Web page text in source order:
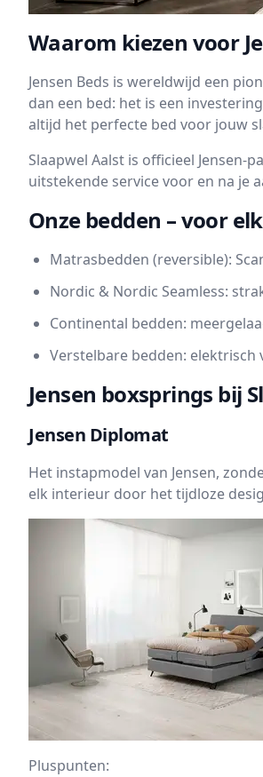
Waarom kiezen voor
Jensen Beds is wereldwijd een
dan een bed: het is een
altijd het perfecte bed voor jouw
Slaapwel Aalst is officieel
uitstekende service voor en na je
Onze bedden – voor
Matrasbedden (reversible):
Nordic & Nordic Seamless:
Continental bedden:
Verstelbare bedden:
Jensen boxsprings bij
Jensen Diplomat
Het instapmodel van Jensen,
elk interieur door het tijdloze
Pluspunten: